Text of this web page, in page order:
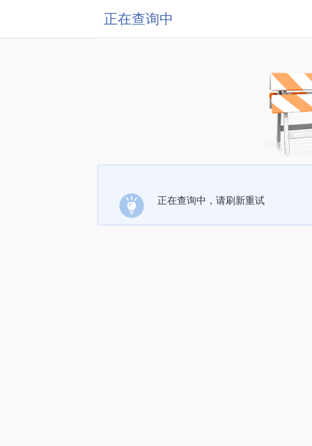
正在查询中
正在查询中，请刷新重试